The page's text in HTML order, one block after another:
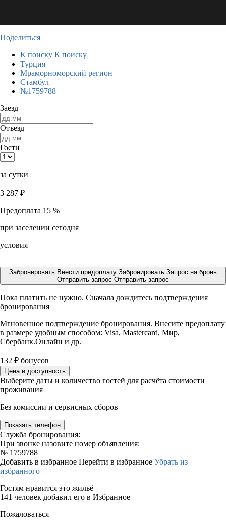
Поделиться
К поиску К поиску
Турция
Мраморноморский регион
Стамбул
№1759788
Заезд
Отъезд
Гости
за сутки
3 287 ₽
Предоплата 15 %
при заселении сегодня
условия
Забронировать Внести предоплату Забронировать Запрос на бронь
Отправить запрос Отправить запрос
Пока платить не нужно. Сначала дождитесь подтверждения
бронирования
Мгновенное подтверждение бронирования. Внесите предоплату
в размере удобным способом: Visa, Mastercard, Мир,
Сбербанк.Онлайн и др.
132 ₽ бонусов
Цена и доступность
Выберите даты и количество гостей для расчёта стоимости
проживания
Без комиссии и сервисных сборов
Показать телефон
Служба бронирования:
При звонке назовите номер объявления:
№ 1759788
Добавить в избранное Перейти в избранное Убрать из
избранного
Гостям нравится это жильё
141 человек добавил его в Избранное
Пожаловаться